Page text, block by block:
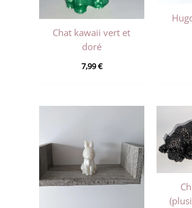
Chat kawaii vert et
doré
7,99€